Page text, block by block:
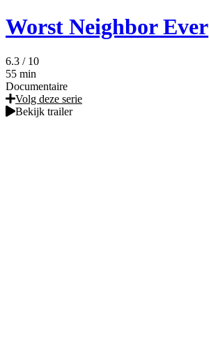
Worst Neighbor Ever
6.3 / 10
55 min
Documentaire
Volg deze serie
Bekijk trailer